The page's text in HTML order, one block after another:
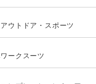
アウトドア・スポーツ
ワークスーツ